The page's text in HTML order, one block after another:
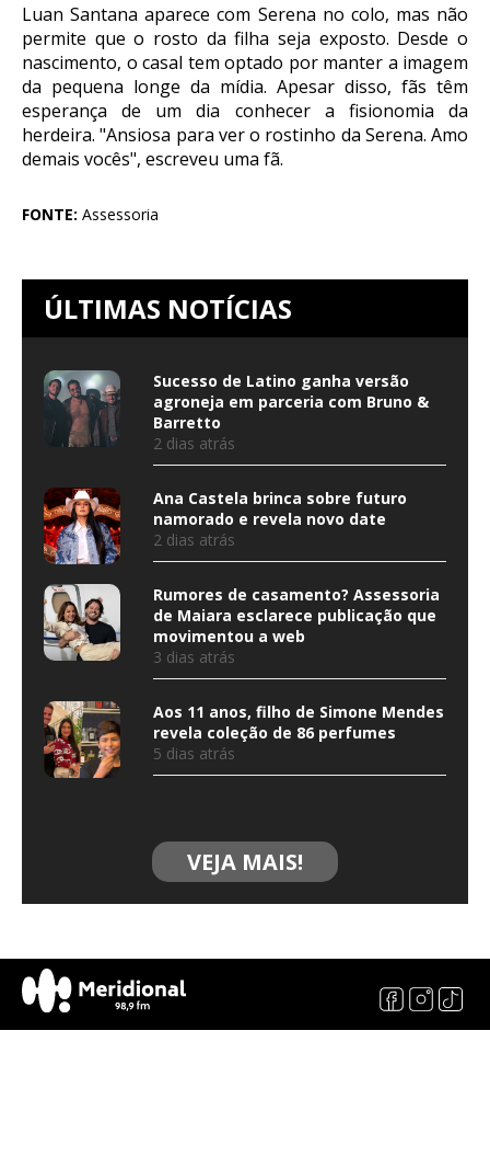
Luan Santana aparece com Serena no colo, mas não
permite que o rosto da filha seja exposto. Desde o
nascimento, o casal tem optado por manter a imagem
da pequena longe da mídia. Apesar disso, fãs têm
esperança de um dia conhecer a fisionomia da
herdeira. "Ansiosa para ver o rostinho da Serena. Amo
demais vocês", escreveu uma fã.
FONTE: Assessoria
ÚLTIMAS NOTÍCIAS
Sucesso de Latino ganha versão
agroneja em parceria com Bruno &
Barretto
2 dias atrás
Ana Castela brinca sobre futuro
namorado e revela novo date
2 dias atrás
Rumores de casamento? Assessoria
de Maiara esclarece publicação que
movimentou a web
3 dias atrás
Aos 11 anos, filho de Simone Mendes
revela coleção de 86 perfumes
5 dias atrás
VEJA MAIS!